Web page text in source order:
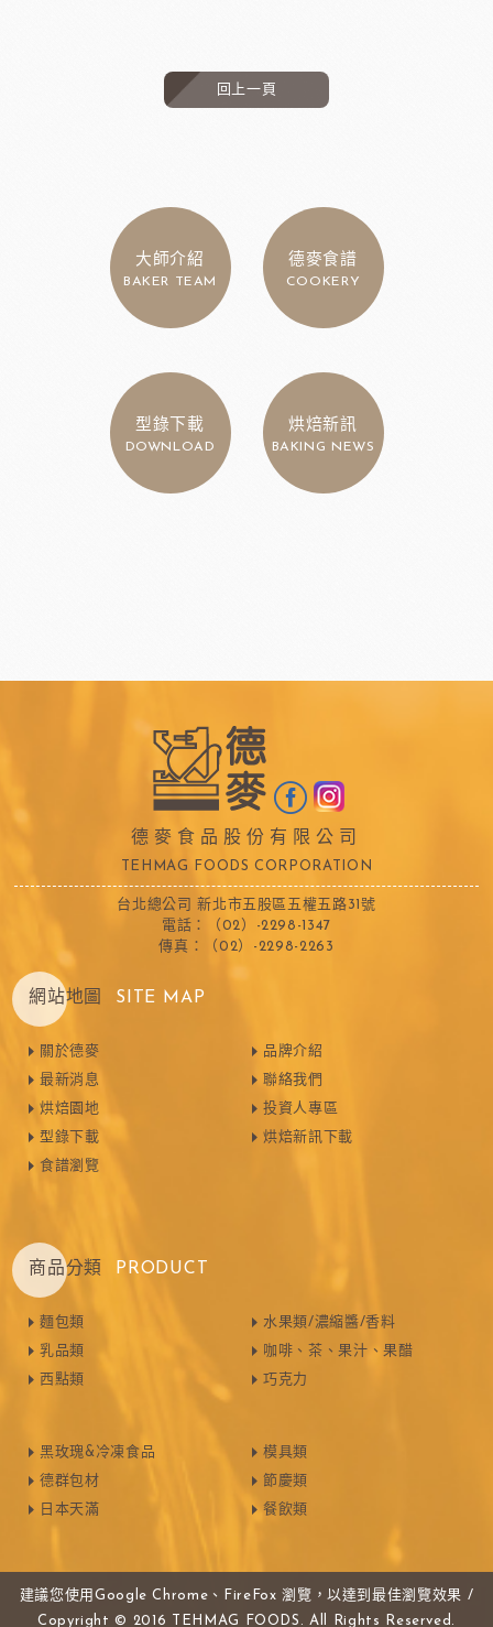
回上一頁
大師介紹
BAKER TEAM
德麥食譜
COOKERY
型錄下載
DOWNLOAD
烘焙新訊
BAKING NEWS
德麥食品股份有限公司
TEHMAG FOODS CORPORATION
台北總公司 新北市五股區五權五路31號
電話：（02）-2298-1347
傳真：（02）-2298-2263
網站地圖 SITE MAP
關於德麥
最新消息
烘焙園地
型錄下載
食譜瀏覽
品牌介紹
聯絡我們
投資人專區
烘焙新訊下載
商品分類 PRODUCT
麵包類
乳品類
西點類
水果類/濃縮醬/香料
咖啡、茶、果汁、果醋
巧克力
黑玫瑰&冷凍食品
德群包材
日本天滿
模具類
節慶類
餐飲類
建議您使用Google Chrome、FireFox 瀏覽，以達到最佳瀏覽效果 /
Copyright © 2016 TEHMAG FOODS. All Rights Reserved.